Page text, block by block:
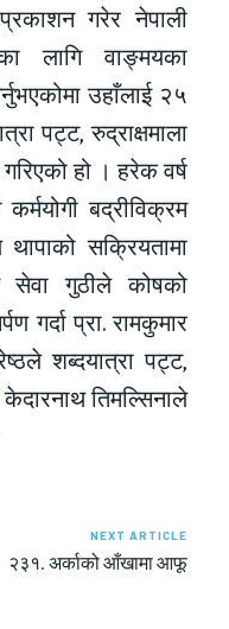
गरेर नेपाली
लागि वाङ्मयका
उहाँलाई २५
पट्ट, रुद्राक्षमाला
हो । हरेक वर्ष
बद्रीविक्रम
सक्रियतामा
सेवा गुठीले कोषको
गर्दा प्रा. रामकुमार
शब्दयात्रा पट्ट,
तिमल्सिनाले
NEXT ARTICLE
२३१. अर्काको आँखामा आफू